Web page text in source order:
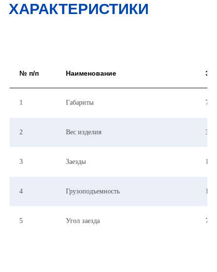
ХАРАКТЕРИСТИКИ
№ п/п Наименование
1 Габариты
2 Вес изделия
3 Заезды 1
4 Грузоподъемность
5 Угол заезда 7-